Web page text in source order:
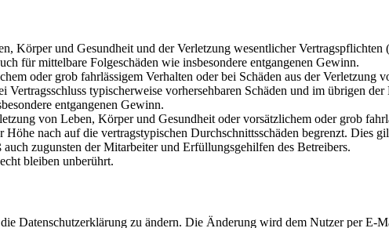
Körper und Gesundheit und der Verletzung wesentlicher
für mittelbare Folgeschäden wie insbesondere entgangenen Gewinn.
oder grob fahrlässigem Verhalten oder bei Schäden aus der Verletzung
typischerweise vorhersehbaren Schäden und im übrigen
entgangenen Gewinn.
von Leben, Körper und Gesundheit oder vorsätzlichem oder grob
nach auf die vertragstypischen Durchschnittsschäden begrenzt. Dies
zugunsten der Mitarbeiter und Erfüllungsgehilfen des Betreibers.
bleiben unberührt.
Datenschutzerklärung zu ändern. Die Änderung wird dem Nutzer per E-